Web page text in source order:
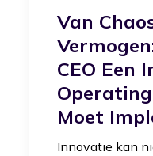
Van
CEO Een
Moet
Innovatie kan